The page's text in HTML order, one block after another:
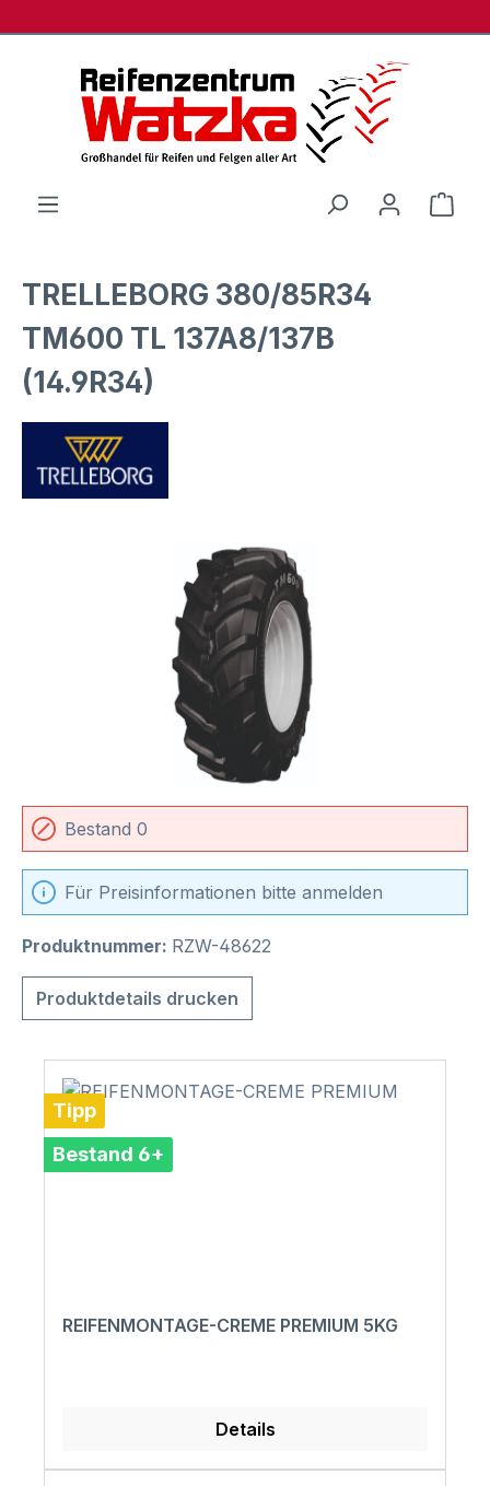
TRELLEBORG 380/85R34
TM600 TL 137A8/137B
(14.9R34)
Bildergalerie überspringen
Bestand 0
Für Preisinformationen bitte anmelden
Produktnummer: RZW-48622
Produktdetails drucken
Tipp
Bestand 6+
REIFENMONTAGE-CREME PREMIUM 5KG
Details